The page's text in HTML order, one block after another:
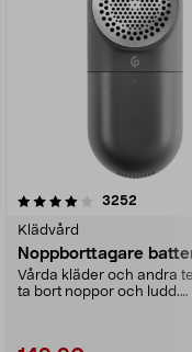
3252
Klädvård
Noppborttagare
Vårda kläder och andra
ta bort noppor och ludd.
4.5av 5 stjärnor